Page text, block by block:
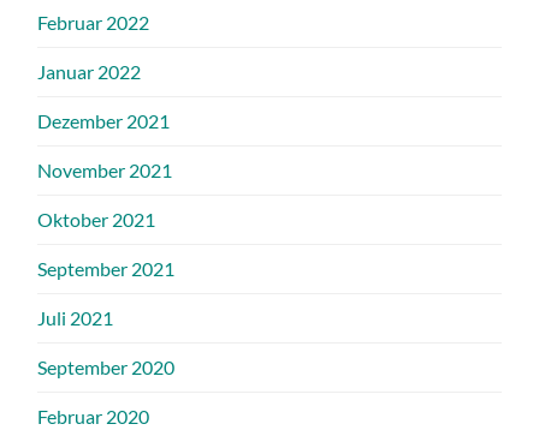
Februar 2022
Januar 2022
Dezember 2021
November 2021
Oktober 2021
September 2021
Juli 2021
September 2020
Februar 2020